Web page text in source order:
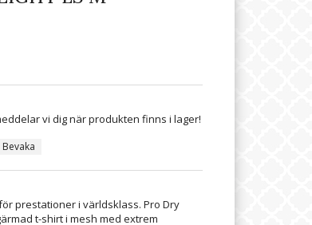
vi dig när produkten finns i lager!
Bevaka
prestationer i världsklass. Pro Dry
t-shirt i mesh med extrem